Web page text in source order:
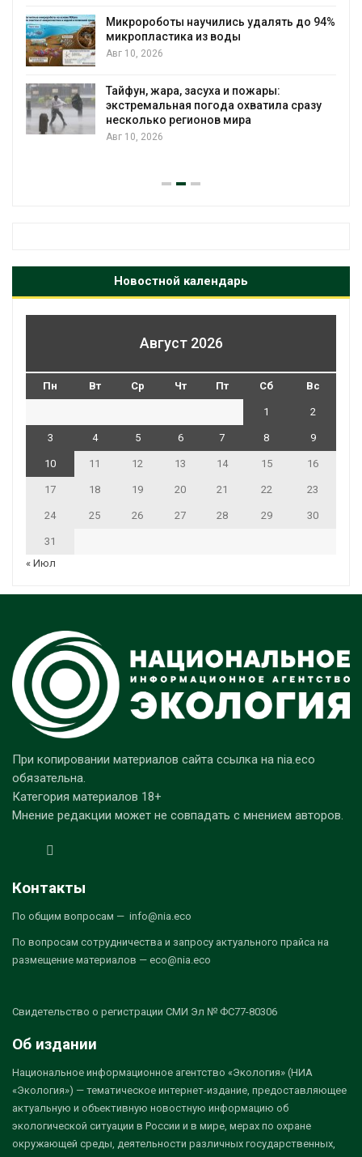
до 94%
сразу
Южная Корея ускорит развитие
солнечной энергетики из-за роста
Авг 7, 2026
Приток воды в водохранилища
Камы в августе может превысить
Новостной календарь
Август 2026
Пн Вт Ср Чт Пт Сб Вс
1 2
3 4 5 6 7 8 9
10 11 12 13 14 15 16
17 18 19 20 21 22 23
24 25 26 27 28 29 30
31
« Июл
При копировании материалов сайта ссылка на nia.eco
обязательна.
Категория материалов 18+
Мнение редакции может не совпадать с мнением авторов.
Контакты
По общим вопросам — info@nia.eco
По вопросам сотрудничества и запросу актуального прайса на
размещение материалов — eco@nia.eco
Свидетельство о регистрации СМИ Эл № ФС77-80306
Об издании
Национальное информационное агентство «Экология» (НИА
«Экология») — тематическое интернет-издание, предоставляющее
актуальную и объективную новостную информацию об
экологической ситуации в России и в мире, мерах по охране
окружающей среды, деятельности различных государственных,